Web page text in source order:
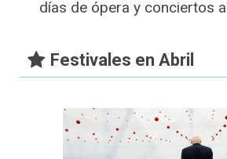
días de ópera y conciertos
Festivales en Abril